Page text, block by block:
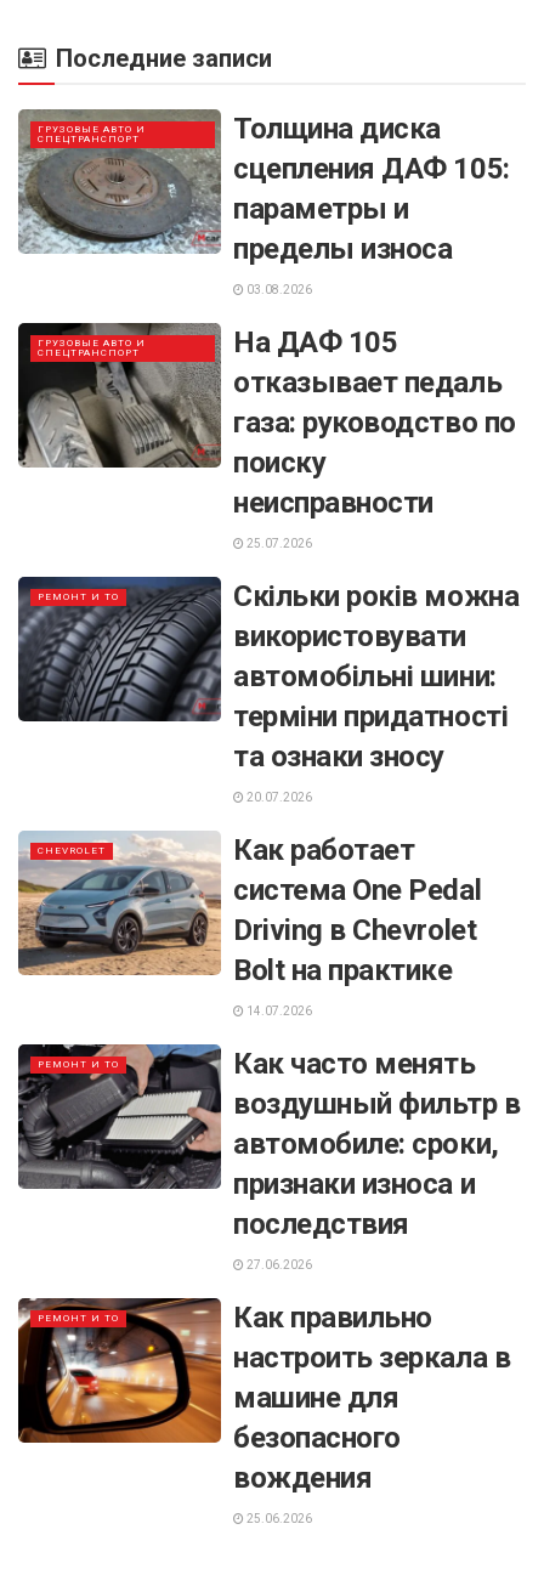
Последние записи
ГРУЗОВЫЕ АВТО И
СПЕЦТРАНСПОРТ
Толщина диска
сцепления ДАФ 105:
параметры и
пределы износа
03.08.2026
ГРУЗОВЫЕ АВТО И
СПЕЦТРАНСПОРТ
На ДАФ 105
отказывает педаль
газа: руководство по
поиску
неисправности
25.07.2026
РЕМОНТ И ТО
Скільки років можна
використовувати
автомобільні шини:
терміни придатності
та ознаки зносу
20.07.2026
CHEVROLET
Как работает
система One Pedal
Driving в Chevrolet
Bolt на практике
14.07.2026
РЕМОНТ И ТО
Как часто менять
воздушный фильтр в
автомобиле: сроки,
признаки износа и
последствия
27.06.2026
РЕМОНТ И ТО
Как правильно
настроить зеркала в
машине для
безопасного
вождения
25.06.2026